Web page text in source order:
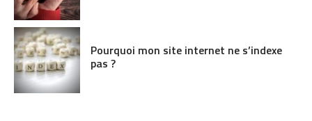
Pourquoi mon site internet ne s’indexe
pas ?